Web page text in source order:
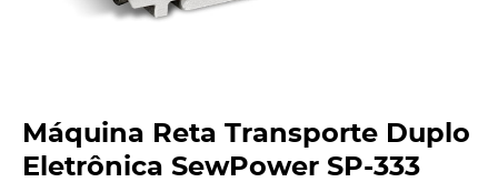
Máquina Reta Transporte Duplo
Eletrônica SewPower SP-333